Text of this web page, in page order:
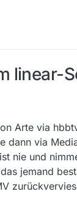
linear-
Arte via
dann via
nie und
jemand